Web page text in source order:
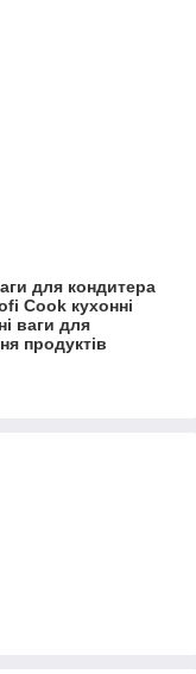
для кондитера
Cook кухонні
ваги для
продуктів